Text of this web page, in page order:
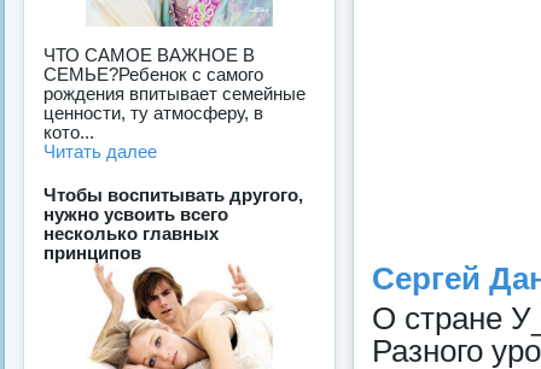
Сергей
О стране
Разного
ЧТО САМОЕ ВАЖНОЕ В
СЕМЬЕ?Ребенок с самого
рождения впитывает семейные
ценности, ту атмосферу, в
кото...
Читать далее
Чтобы воспитывать другого,
нужно усвоить всего
несколько главных
принципов